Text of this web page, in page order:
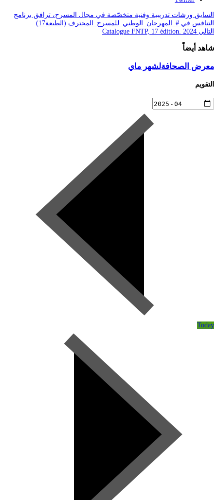
السابق ورشات تدريبية وفنية متخصّصة في مجال المسرح، ترافق برنامج
التنافس في #_المهرجان_الوطني_للمسرح_المحترف (الطبعة17)
التالي
شاهد أيضاً
معرض الصحافةلشهر ماي
التقويم
Today